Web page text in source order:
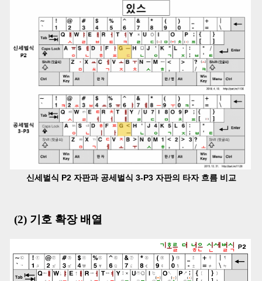
신세벌식 P2 자판과 공세벌식 3-P3 자판의 타자 흐름 비교
(2) 기호 확장 배열